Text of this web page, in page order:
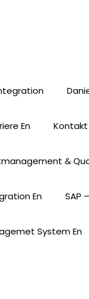
En Kontakt
&
En SAP
System En